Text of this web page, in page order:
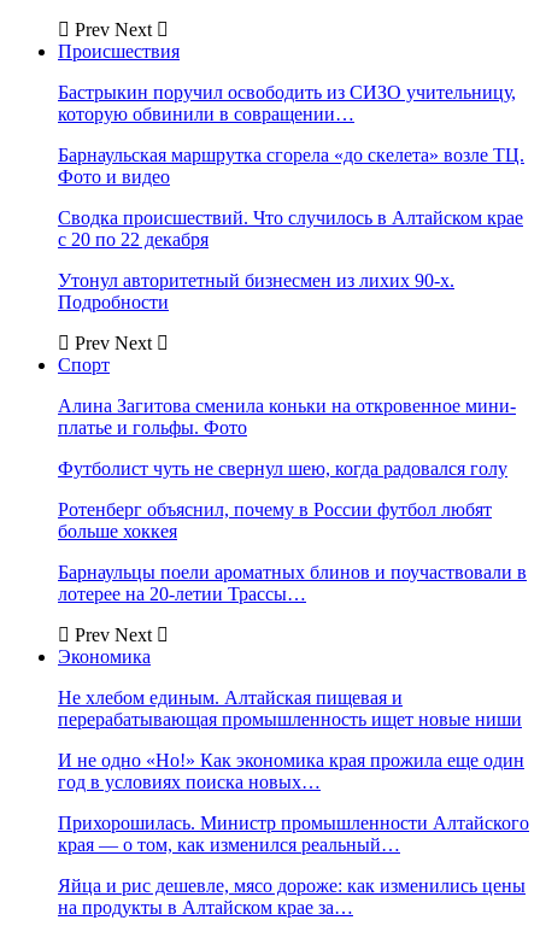
Prev Next
Происшествия
Бастрыкин поручил освободить из СИЗО учительницу,
которую обвинили в совращении…
Барнаульская маршрутка сгорела «до скелета» возле ТЦ.
Фото и видео
Сводка происшествий. Что случилось в Алтайском крае
с 20 по 22 декабря
Утонул авторитетный бизнесмен из лихих 90-х.
Подробности
Prev Next
Спорт
Алина Загитова сменила коньки на откровенное мини-
платье и гольфы. Фото
Футболист чуть не свернул шею, когда радовался голу
Ротенберг объяснил, почему в России футбол любят
больше хоккея
Барнаульцы поели ароматных блинов и поучаствовали в
лотерее на 20-летии Трассы…
Prev Next
Экономика
Не хлебом единым. Алтайская пищевая и
перерабатывающая промышленность ищет новые ниши
И не одно «Но!» Как экономика края прожила еще один
год в условиях поиска новых…
Прихорошилась. Министр промышленности Алтайского
края — о том, как изменился реальный…
Яйца и рис дешевле, мясо дороже: как изменились цены
на продукты в Алтайском крае за…